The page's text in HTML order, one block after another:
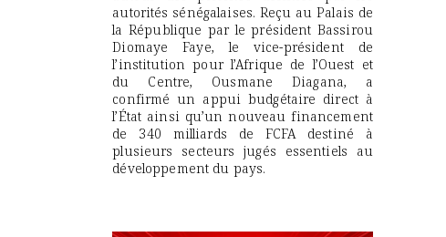
autorités sénégalaises. Reçu au Palais de
la République par le président Bassirou
Diomaye Faye, le vice-président de
l’institution pour l’Afrique de l’Ouest et
du Centre, Ousmane Diagana, a
confirmé un appui budgétaire direct à
l’État ainsi qu’un nouveau financement
de 340 milliards de FCFA destiné à
plusieurs secteurs jugés essentiels au
développement du pays.